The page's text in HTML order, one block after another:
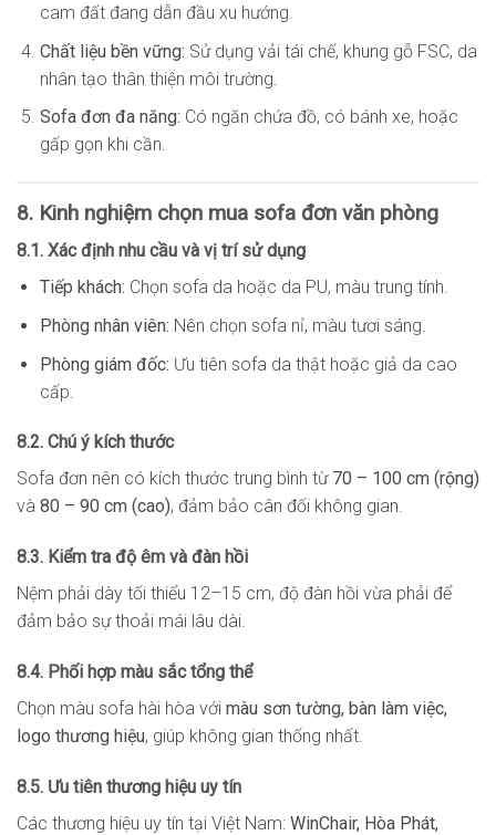
cam đất đang dẫn đầu xu hướng.
Chất liệu bền vững: Sử dụng vải tái chế, khung gỗ FSC, da
nhân tạo thân thiện môi trường.
Sofa đơn đa năng: Có ngăn chứa đồ, có bánh xe, hoặc
gấp gọn khi cần.
8. Kinh nghiệm chọn mua sofa đơn văn phòng
8.1. Xác định nhu cầu và vị trí sử dụng
Tiếp khách: Chọn sofa da hoặc da PU, màu trung tính.
Phòng nhân viên: Nên chọn sofa nỉ, màu tươi sáng.
Phòng giám đốc: Ưu tiên sofa da thật hoặc giả da cao
cấp.
8.2. Chú ý kích thước
Sofa đơn nên có kích thước trung bình từ 70 – 100 cm (rộng)
và 80 – 90 cm (cao), đảm bảo cân đối không gian.
8.3. Kiểm tra độ êm và đàn hồi
Nệm phải dày tối thiểu 12–15 cm, độ đàn hồi vừa phải để
đảm bảo sự thoải mái lâu dài.
8.4. Phối hợp màu sắc tổng thể
Chọn màu sofa hài hòa với màu sơn tường, bàn làm việc,
logo thương hiệu, giúp không gian thống nhất.
8.5. Ưu tiên thương hiệu uy tín
Các thương hiệu uy tín tại Việt Nam: WinChair, Hòa Phát,